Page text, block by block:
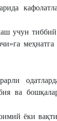
учун
меҳнатга
ва
ёки